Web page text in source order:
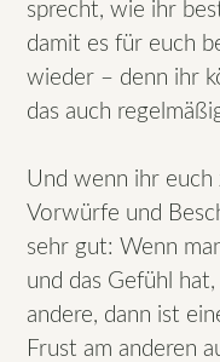
sprecht, wie ihr
damit es für euch
wieder – denn ihr
das auch
Und wenn ihr euch
Vorwürfe und
sehr gut: Wenn
und das Gefühl
andere, dann ist
Frust am anderen